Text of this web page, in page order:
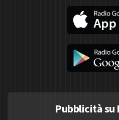
Pubblicità su